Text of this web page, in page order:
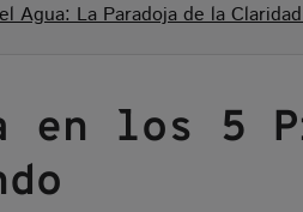
Agua: La Paradoja de la
en los 5